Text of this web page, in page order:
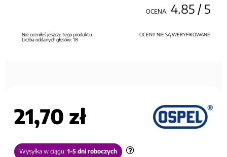
OCENA: 4.85/ 5
OCENY NIE SĄ WERYFIKOWANE
Nie oceniłeś jeszcze tego produktu.
Liczba oddanych głosów:18
21,70 zł
Wysyłka w ciągu: 1-5 dni roboczych